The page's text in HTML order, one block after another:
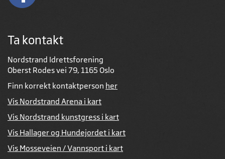
Ta kontakt
Nordstrand Idrettsforening
Oberst Rodes vei 79, 1165 Oslo
Finn korrekt kontaktperson her
Vis Nordstrand Arena i kart
Vis Nordstrand kunstgress i kart
Vis Hallager og Hundejordet i kart
Vis Mosseveien / Vannsport i kart